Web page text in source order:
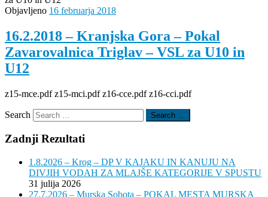
Objavljeno 16 februarja 2018
16.2.2018 – Kranjska Gora – Pokal
Zavarovalnica Triglav – VSL za U10 in
U12
z15-mce.pdf z15-mci.pdf z16-cce.pdf z16-cci.pdf
Search Search …
Zadnji Rezultati
1.8.2026 – Krog – DP V KAJAKU IN KANUJU NA
DIVJIH VODAH ZA MLAJŠE KATEGORIJE V SPUSTU
31 julija 2026
27.7.2026 – Murska Sobota – POKAL MESTA MURSKA